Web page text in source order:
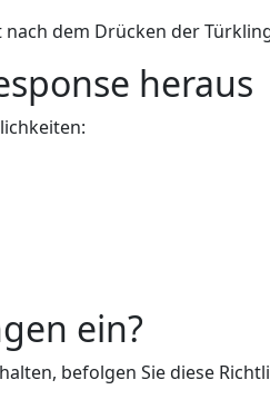
dem Drücken der
heraus
ein?
befolgen Sie diese